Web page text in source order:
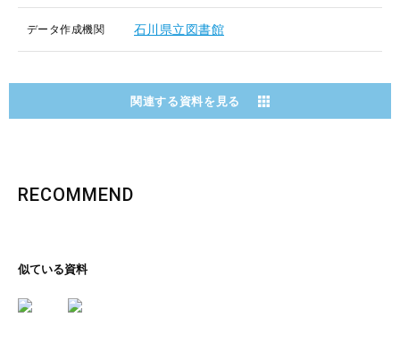
データ作成機関 石川県立図書館
関連する資料を見る
RECOMMEND
似ている資料